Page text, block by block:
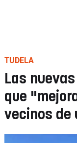
TUDELA
Las
que
vecinos de